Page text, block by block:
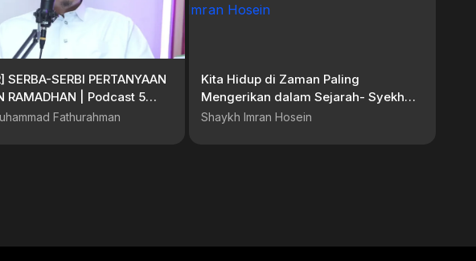
SERBA-SERBI PERTANYAAN
RAMADHAN | Podcast 5
#PodcastTasawuf
Fathurahman
Kita Hidup di Zaman Paling
Mengerikan dalam Sejarah- Syekh
Imran Hosein
Shaykh Imran Hosein